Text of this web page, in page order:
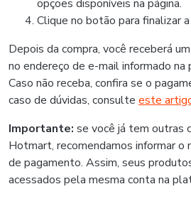
opções disponíveis na página.
Clique no botão para finalizar
Depois da compra, você receberá
no endereço de e-mail informado na
Caso não receba, confira se o
caso de dúvidas, consulte este
Importante: se você já tem outras
Hotmart, recomendamos informar o
de pagamento. Assim, seus
acessados pela mesma conta na